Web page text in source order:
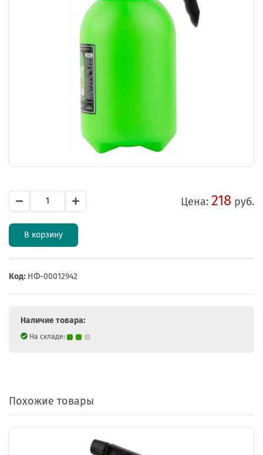
Цена: 218 руб.
В корзину
Код: НФ-00012942
Наличие товара:
На складе:
Похожие товары